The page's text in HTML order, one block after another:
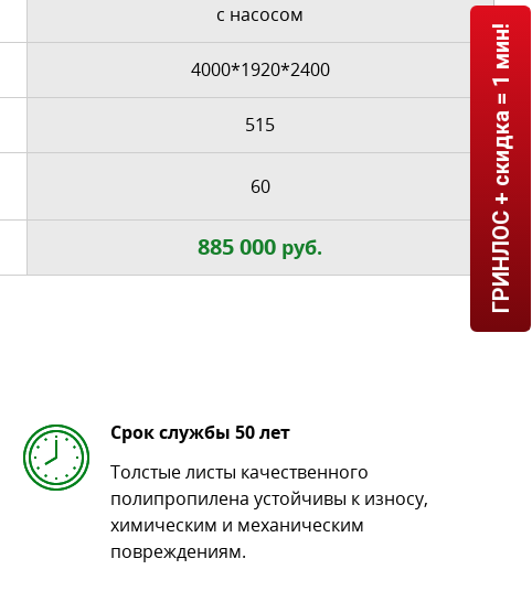
с насосом
4000*1920*2400
515
60
885 000 руб.
Срок службы 50 лет
Толстые листы качественного
полипропилена устойчивы к износу,
химическим и механическим
повреждениям.
ГРИНЛОС + скидка = 1 мин!